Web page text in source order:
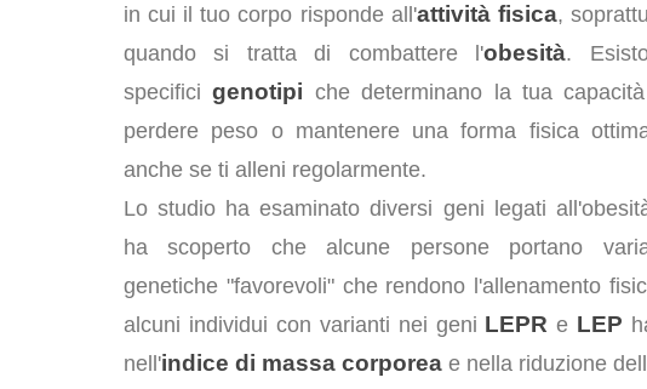
in cui il tuo corpo risponde all'attività fisica,
quando si tratta di combattere l'obesità.
specificigenotipi che determinano la tua
perdere peso o mantenere una forma fisica
anche se ti alleni regolarmente.
Lo studio ha esaminato diversi geni legati
ha scoperto che alcune persone portano
genetiche "favorevoli" che rendono l'allenamento
alcuni individui con varianti nei geni LEPR e LEP
nell'indice di massa corporea e nella riduzione